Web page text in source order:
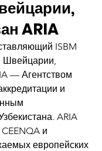
ARIA
ISBM
Швейцарии,
— Агентством
и
ARIA
и
европейских